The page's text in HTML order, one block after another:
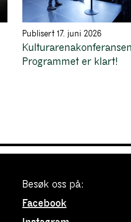
Publisert 17. juni 2026
Programmet er klart!
Besøk oss på:
Facebook